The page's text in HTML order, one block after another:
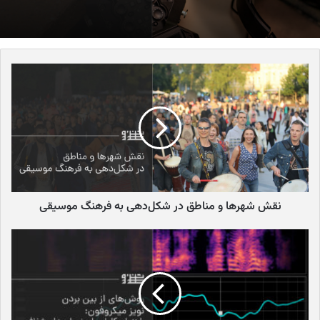
فستیوال دانلود، هر ساله هزاران نفر از علاقه‌مندان به موسیقی را از
سراسر جهان به سوی خود جذب می‌کند. این فستیوال با ترکیب
موسیقی‌های مختلف، از راک و متال گرفته تا الکترونیک و آلترناتیو،
فضایی را برای همه سلیقه‌ها فراهم کرده است. اما دانلود تنها یک
فستیوال موسیقی نیست. این رویداد، یک تجربه کامل از موسیقی،
طبیعت، هنر و فرهنگ است.
تاریخچه‌ای از هیجان و موسیقی
فستیوال دانلود، زاده‌ی همان رویدادهای افسانه‌ای “هیولاهای راک”
(Monsters of Rock) است که در دهه‌های گذشته در دونینگتون پارک
رویدادهای خاطره‌انگیز به دنیا معرفی شد و از همان ابتدا با استقبال
گسترده علاقه‌مندان به موسیقی راک و متال روبرو شد.
انتخاب نام “دانلود” برای این فستیوال دلایل جالبی دارد. در آن زمان،
دانلود کردن موسیقی به صورت غیرقانونی بسیار رایج بود و در صنعت
نقش شهرها و مناطق در شکل‌دهی به فرهنگ موسیقی